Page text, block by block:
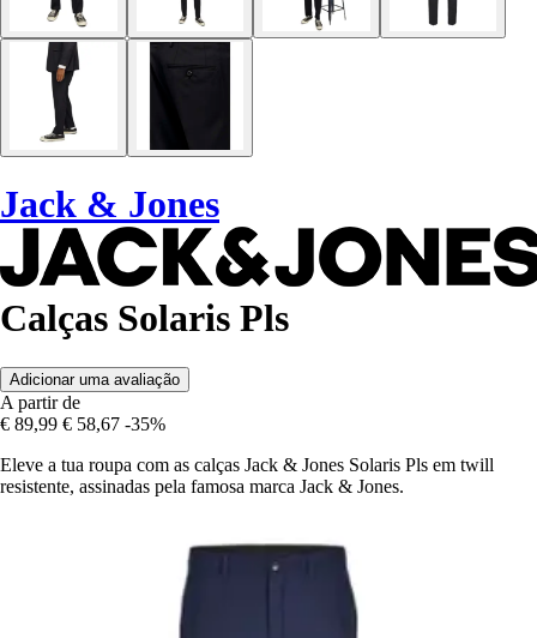
Jack & Jones
Calças Solaris Pls
Adicionar uma avaliação
A partir de
€ 89,99 € 58,67 -35%
Eleve a tua roupa com as calças Jack & Jones Solaris Pls em twill
resistente, assinadas pela famosa marca Jack & Jones.